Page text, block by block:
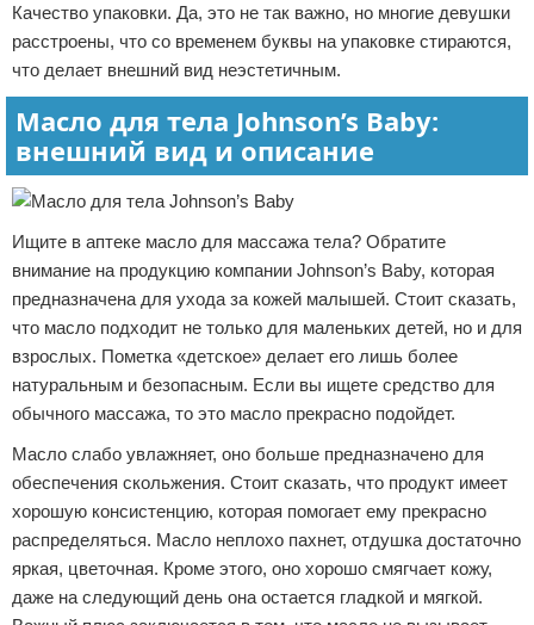
Качество упаковки. Да, это не так важно, но многие девушки
расстроены, что со временем буквы на упаковке стираются,
что делает внешний вид неэстетичным.
Масло для тела Johnson’s Baby:
внешний вид и описание
Ищите в аптеке масло для массажа тела? Обратите
внимание на продукцию компании Johnson’s Baby, которая
предназначена для ухода за кожей малышей. Стоит сказать,
что масло подходит не только для маленьких детей, но и для
взрослых. Пометка «детское» делает его лишь более
натуральным и безопасным. Если вы ищете средство для
обычного массажа, то это масло прекрасно подойдет.
Масло слабо увлажняет, оно больше предназначено для
обеспечения скольжения. Стоит сказать, что продукт имеет
хорошую консистенцию, которая помогает ему прекрасно
распределяться. Масло неплохо пахнет, отдушка достаточно
яркая, цветочная. Кроме этого, оно хорошо смягчает кожу,
даже на следующий день она остается гладкой и мягкой.